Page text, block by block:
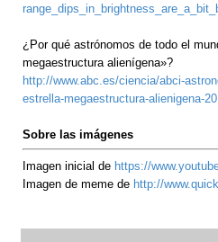
¿Por qué astrónomos de todo el
megaestructura alienígena»?
http://www.abc.es/ciencia/abci-
estrella-megaestructura-alienigena-
Sobre las imágenes
Imagen inicial de https://
Imagen de meme de http://